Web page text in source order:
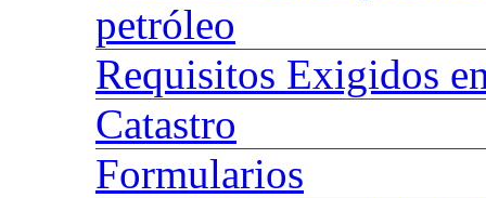
petróleo
Requisitos Exigidos
Catastro
Formularios